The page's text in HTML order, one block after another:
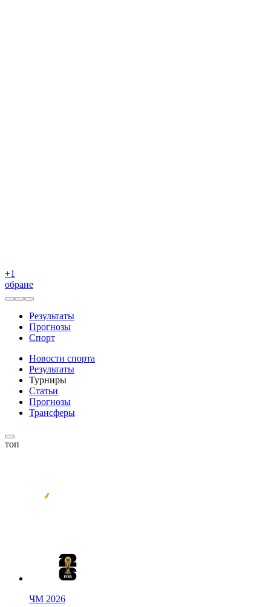
+1
обране
Результаты
Прогнозы
Спорт
Новости спорта
Результаты
Турниры
Статьи
Прогнозы
Трансферы
топ
ЧМ 2026